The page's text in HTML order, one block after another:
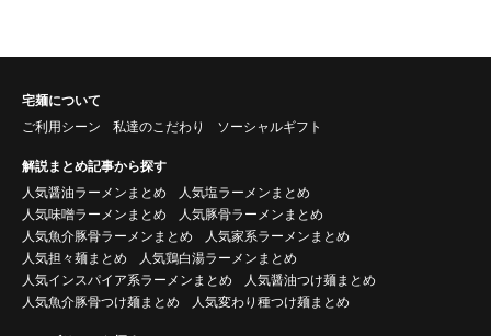
宅麺について
ご利用シーン
私達のこだわり ソーシャルギフト
解説まとめ記事から探す
人気醤油ラーメンまとめ
人気塩ラーメンまとめ
人気味噌ラーメンまとめ
人気豚骨ラーメンまとめ
人気魚介豚骨ラーメンまとめ
人気家系ラーメンまとめ
人気担々麺まとめ
人気鶏白湯ラーメンまとめ
人気インスパイア系ラーメンまとめ
人気醤油つけ麺まとめ
人気魚介豚骨つけ麺まとめ
人気変わり種つけ麺まとめ